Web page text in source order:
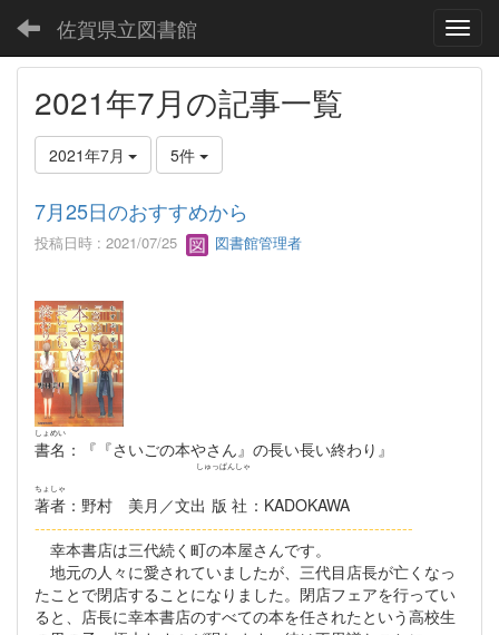
佐賀県立図書館
2021年7月の記事一覧
2021年7月 5件
7月25日のおすすめから
投稿日時 : 2021/07/25 図書館管理者
書名
しょめい
：『『さいごの本やさん』の長い長い終わり』
著者
ちょしゃ
：野村 美月／文出版社
しゅっぱんしゃ
：KADOKAWA
--------------------------------------------------------------------
幸本書店は三代続く町の本屋さんです。
地元の人々に愛されていましたが、三代目店長が亡くなっ
たことで閉店することになりました。閉店フェアを行ってい
ると、店長に幸本書店のすべての本を任されたという高校生